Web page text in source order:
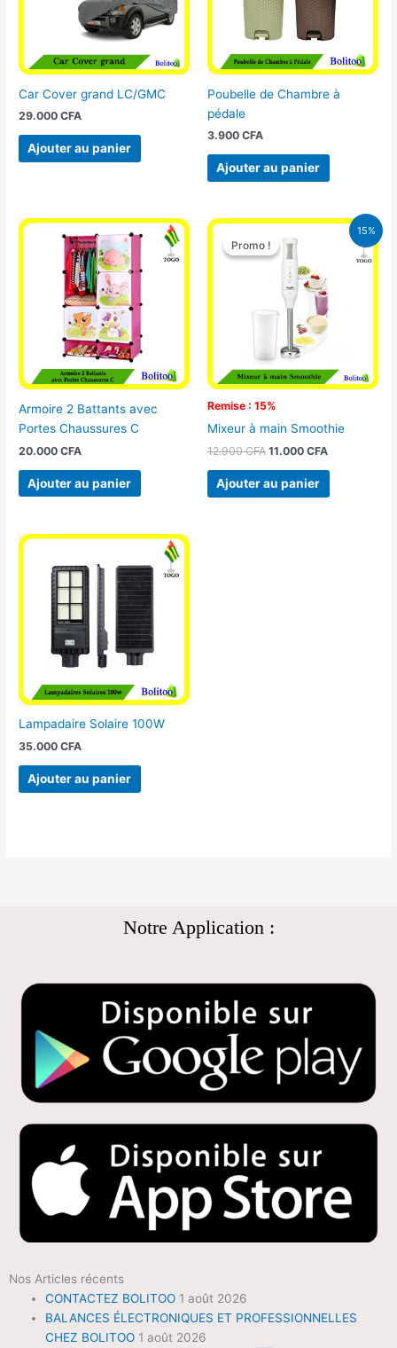
Car Cover grand LC/GMC
29.000CFA
Ajouter au panier
Poubelle de Chambre à
pédale
3.900 CFA
Ajouter au panier
Armoire 2 Battants avec
Portes Chaussures C
20.000CFA
Ajouter au panier
15%
Promo !
Remise : 15%
Promo !
Mixeur à main Smoothie
12.900CFA
Le
prix
initial
était :
12.900 CFA.
11.000 CFA
Le
Ajouter au panier
Lampadaire Solaire 100W
35.000CFA
Ajouter au panier
Notre Application :
Nos Articles récents
CONTACTEZ BOLITOO 1 août 2026
BALANCES ÉLECTRONIQUES ET PROFESSIONNELLES
CHEZ BOLITOO 1 août 2026